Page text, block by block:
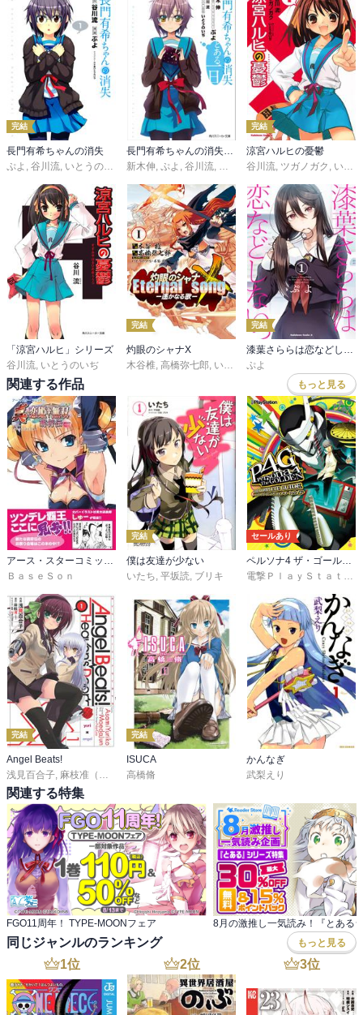
完結
長門有希ちゃんの消失
ぷよ , 谷川流, いとうのいぢ
長門有希ちゃんの消失 とある一日
新木伸, ぷよ , 谷川流, いとうのいぢ
完結
涼宮ハルヒの憂鬱
谷川流, ツガノガク , いとうのいぢ
「涼宮ハルヒ」シリーズ
谷川流 いとうのいぢ
完結
灼眼のシャナX
木谷椎 高橋弥七郎 いとうのいぢ
完結
ぷよ
関連する作品 もっと見る
アース・スターコミックス 真・恋姫†無双～萌将伝～
ＢａｓｅＳｏｎ
完結
僕は友達が少ない
いたち, 平坂読, ブリキ
セールあり
ペルソナ4 ザ・ゴールデン ザ・コンプリートガイド
電撃ＰｌａｙＳｔａｔｉｏｎ編集部
完結
Angel Beats!
浅見百合子 麻枝准（Ｋｅｙ） ,Ｎａ‐Ｇａ（Ｋｅｙ）
完結
ISUCA
高橋脩
かんなぎ
武梨えり
関連する特集
FGO11周年！ TYPE-MOONフェア
同じジャンルのランキング もっと見る
1位 2位 3位